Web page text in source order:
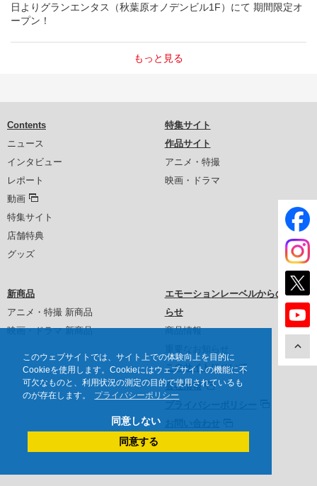
このウェブサイトでは、サイト上での体験向上を目的に
Cookieを使用します。Cookieにはウェブサイトの機能に不
可欠なものと、利用状況の測定の目的で使用されているも
のが存在します。
プライバシーポリシー
同意しない
同意する
日よりグランエンタス（秋葉原オノデンビル1F）にて 期間限定オ
ープン！
もっと見る
Contents
ニュース
インタビュー
レポート
動画
特集サイト
店舗特典
グッズ
特集サイト
作品サイト
アニメ・特撮
映画・ドラマ
新商品
アニメ・特撮 新商品
映画・ドラマ 新商品
エモーションレーベルからのお知
らせ
商品情報
このサイトについて
会社情報